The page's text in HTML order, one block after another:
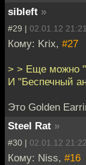
sibleft »
#29 | 02.01.12 21:21
Кому: Krix, #27
> > Еще можно
И "Беспечный
Это Golden
Steel Rat »
#30 | 02.01.12 21:22
Кому: Niss, #16